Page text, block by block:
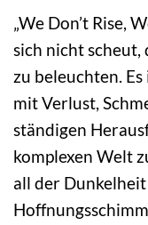
„We Don’t Rise,
sich nicht scheut,
zu beleuchten.
mit Verlust,
ständigen
komplexen Welt
all der